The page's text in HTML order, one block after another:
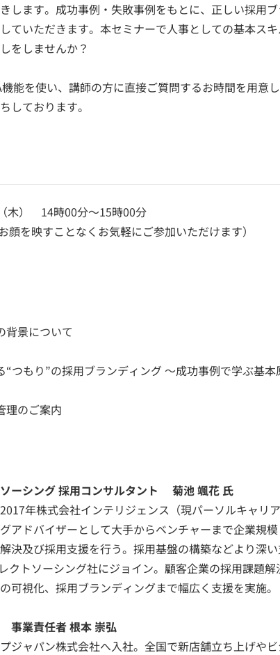
します。成功事例・失敗事例をもとに、正しい採用
ていただきます。本セミナーで人事としての基本ス
をしませんか？
能を使い、講師の方に直接ご質問するお時間を用意
しております。
木） 14時00分～15時00分
を映すことなくお気軽にご参加いただけます）
背景について
“つもり”の採用ブランディング ～成功事例で学ぶ基本
理のご案内
ーシング 採用コンサルタント 菊池 颯花 氏
年株式会社インテリジェンス（現パーソルキャリ
アドバイザーとして大手からベンチャーまで企業規
決及び採用支援を行う。採用基盤の構築などより深
クトソーシング社にジョイン。顧客企業の採用課題解
可視化、採用ブランディングまで幅広く支援を実施。
事業責任者 根本 崇弘
ジャパン株式会社へ入社。全国で新店舗立ち上げや